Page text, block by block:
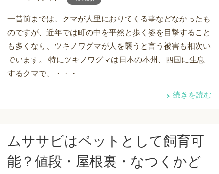
一昔前までは、クマが人里におりてくる事などなかったも
のですが、近年では町の中を平然と歩く姿を目撃すること
も多くなり、ツキノワグマが人を襲うと言う被害も相次い
でいます。 特にツキノワグマは日本の本州、四国に生息
するクマで、・・・
続きを読む
ムササビはペットとして飼育可
能？値段・屋根裏・なつくかど